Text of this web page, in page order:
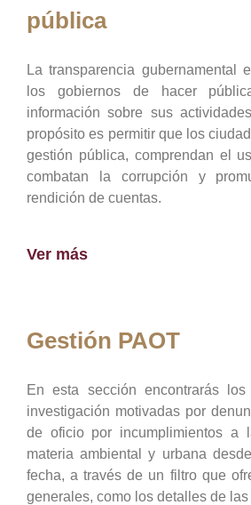
pública
La transparencia gubernamental
los gobiernos de hacer
información sobre sus
propósito es permitir que los
gestión pública, comprendan el
combatan la corrupción y
rendición de cuentas.
Ver más
Gestión PAOT
En esta sección encontrarás
investigación motivadas por
de oficio por incumplimientos a
materia ambiental y urbana
fecha, a través de un filtro que
generales, como los detalles de